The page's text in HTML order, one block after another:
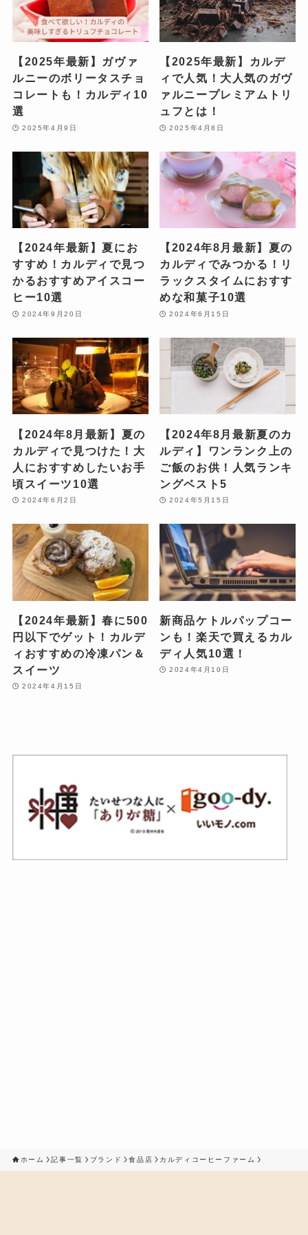
【2025年最新】ガヴァ
ルニーのボリータスチョ
コレートも！カルディ10
選
2025年4月9日
【2025年最新】カルデ
ィで人気！大人気のガヴ
ァルニープレミアムトリ
ュフとは！
2025年4月8日
【2024年最新】夏にお
すすめ！カルディで見つ
かるおすすめアイスコー
ヒー10選
2024年9月20日
【2024年8月最新】夏の
カルディでみつかる！リ
ラックスタイムにおすす
めな和菓子10選
2024年6月15日
【2024年8月最新】夏の
カルディで見つけた！大
人におすすめしたいお手
頃スイーツ10選
2024年6月2日
【2024年8月最新夏のカ
ルディ】ワンランク上の
ご飯のお供！人気ランキ
ングベスト5
2024年5月15日
【2024年最新】​春に500
円以下でゲット！カルデ
ィおすすめの冷凍パン＆
スイーツ
2024年4月15日
新商品ケトルパップコー
ンも！楽天で買えるカル
ディ人気10選！
2024年4月10日
ホーム 記事一覧 ブランド 食品店 カルディコーヒーファーム